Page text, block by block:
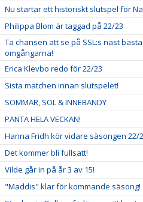
Nu startar ett historiskt slutspel för
Philippa Blom är taggad på 22/23
Ta chansen att se på SSL:s näst
omgångarna!
Erica Klevbo redo för 22/23
Sista matchen innan slutspelet!
SOMMAR, SOL & INNEBANDY
PANTA HELA VECKAN!
Hanna Fridh kör vidare säsongen 22/
Det kommer bli fullsatt!
Vilde går in på år 3 av 15!
"Maddis" klar för kommande säsong!